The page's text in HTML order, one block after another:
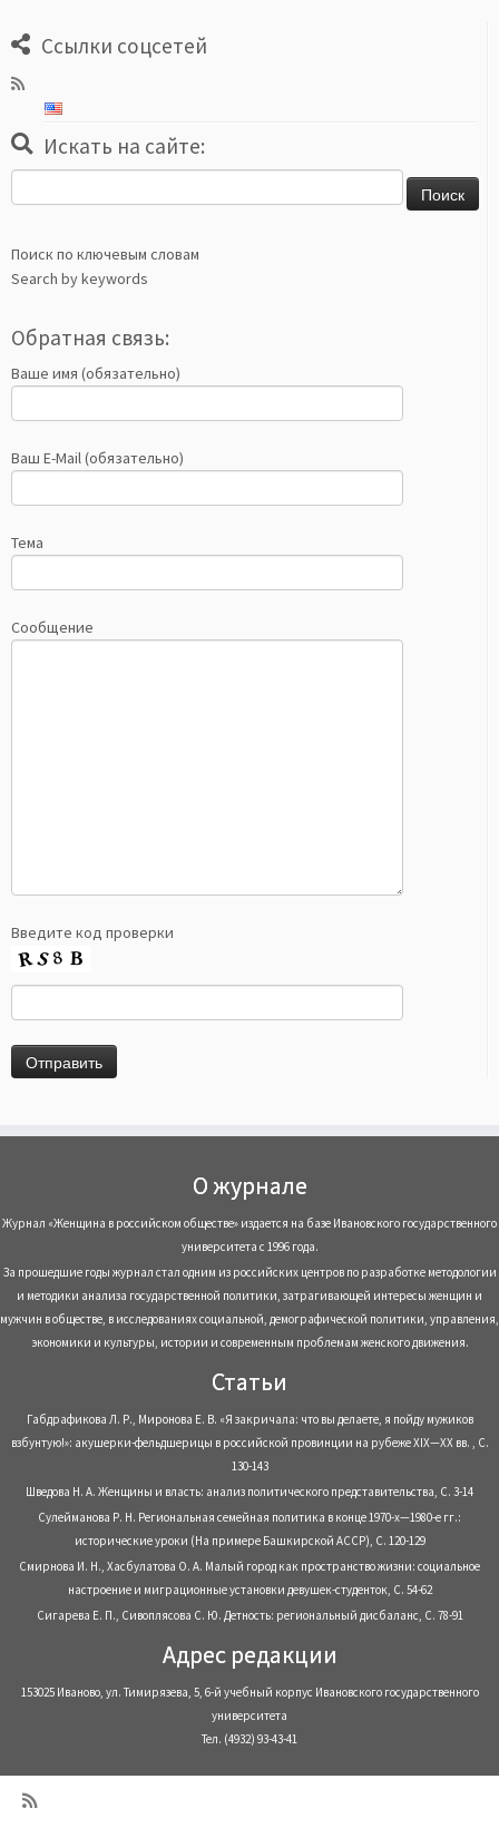
Ссылки соцсетей
Искать на сайте:
Поиск по ключевым словам
Search by keywords
Обратная связь:
Ваше имя (обязательно)
Ваш E-Mail (обязательно)
Тема
Сообщение
Введите код проверки
О журнале
Журнал «Женщина в российском обществе» издается на базе Ивановского государственного
университета с 1996 года.
За прошедшие годы журнал стал одним из российских центров по разработке методологии
и методики анализа государственной политики, затрагивающей интересы женщин и
мужчин в обществе, в исследованиях социальной, демографической политики, управления,
экономики и культуры, истории и современным проблемам женского движения.
Статьи
Габдрафикова Л. Р., Миронова Е. В. «Я закричала: что вы делаете, я пойду мужиков
взбунтую!»: акушерки-фельдшерицы в российской провинции на рубеже XIX—XX вв. , С.
130-143
Шведова Н. А. Женщины и власть: анализ политического представительства, С. 3-14
Сулейманова Р. Н. Региональная семейная политика в конце 1970-х—1980-е гг.:
исторические уроки (На примере Башкирской АССР), С. 120-129
Смирнова И. Н., Хасбулатова О. А. Малый город как пространство жизни: социальное
настроение и миграционные установки девушек-студенток, С. 54-62
Сигарева Е. П., Сивоплясова С. Ю. Детность: региональный дисбаланс, С. 78-91
Адрес редакции
153025 Иваново, ул. Тимирязева, 5, 6-й учебный корпус Ивановского государственного
университета
Тел. (4932) 93-43-41